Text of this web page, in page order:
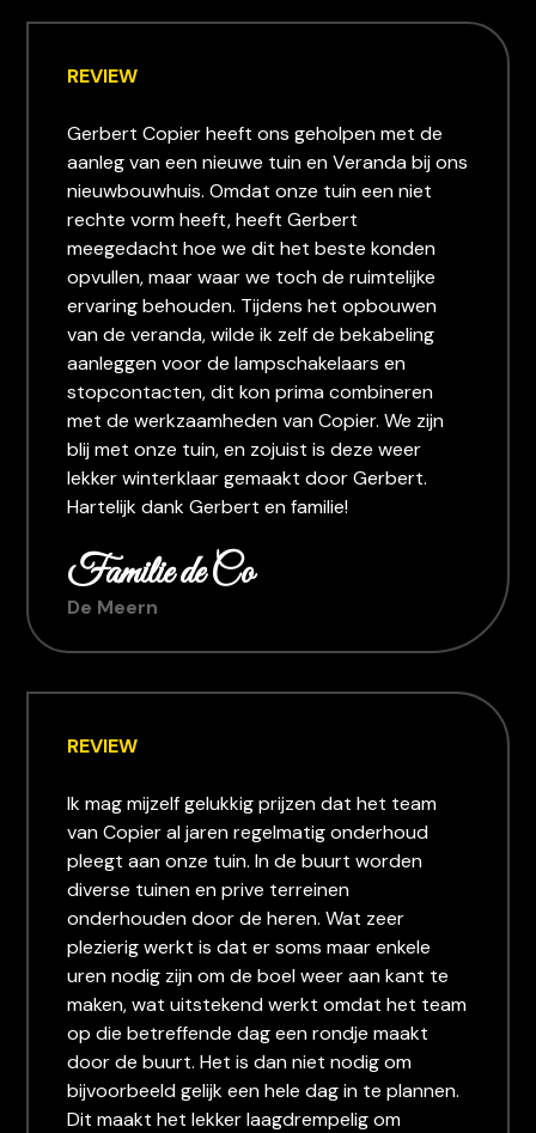
REVIEW
Gerbert Copier heeft ons geholpen met de
aanleg van een nieuwe tuin en Veranda bij ons
nieuwbouwhuis. Omdat onze tuin een niet
rechte vorm heeft, heeft Gerbert
meegedacht hoe we dit het beste konden
opvullen, maar waar we toch de ruimtelijke
ervaring behouden. Tijdens het opbouwen
van de veranda, wilde ik zelf de bekabeling
aanleggen voor de lampschakelaars en
stopcontacten, dit kon prima combineren
met de werkzaamheden van Copier. We zijn
blij met onze tuin, en zojuist is deze weer
lekker winterklaar gemaakt door Gerbert.
Hartelijk dank Gerbert en familie!
Familie de Co
De Meern
REVIEW
Ik mag mijzelf gelukkig prijzen dat het team
van Copier al jaren regelmatig onderhoud
pleegt aan onze tuin. In de buurt worden
diverse tuinen en prive terreinen
onderhouden door de heren. Wat zeer
plezierig werkt is dat er soms maar enkele
uren nodig zijn om de boel weer aan kant te
maken, wat uitstekend werkt omdat het team
op die betreffende dag een rondje maakt
door de buurt. Het is dan niet nodig om
bijvoorbeeld gelijk een hele dag in te plannen.
Dit maakt het lekker laagdrempelig om